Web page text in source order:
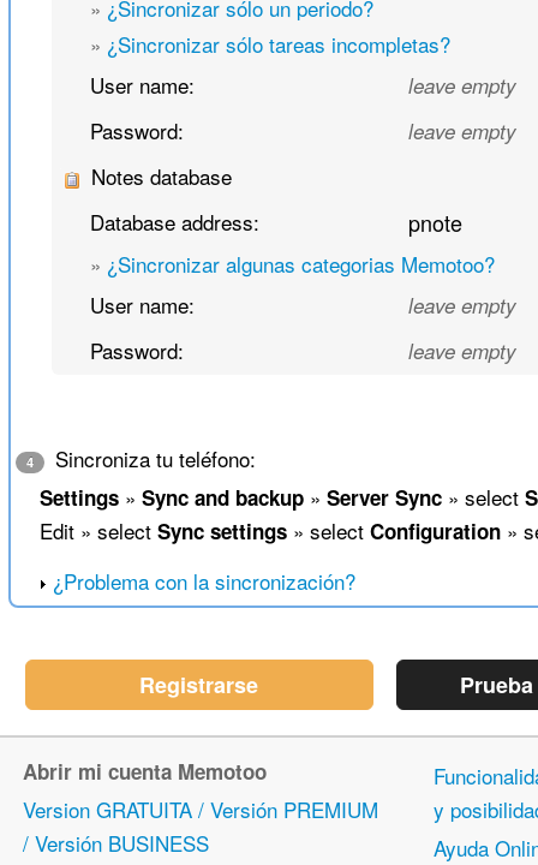
» ¿Sincronizar sólo un periodo?
» ¿Sincronizar sólo tareas incompletas?
User name:
leave empty
Password: leave empty
Notes database
Database address:
pnote
» ¿Sincronizar algunas categorias Memotoo?
User name:
leave empty
Password: leave empty
4 Sincroniza tu teléfono:
Settings» Sync and backup» Server Sync» select
Edit » select Sync settings» select Configuration»
¿Problema con la sincronización?
Registrarse
Abrir mi cuenta Memotoo
Version GRATUITA / Versión PREMIUM
/ Versión BUSINESS
y
Ayuda